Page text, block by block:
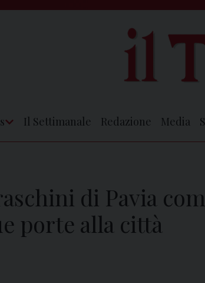
Il Settimanale Redazione Media
di Pavia
porte alla città